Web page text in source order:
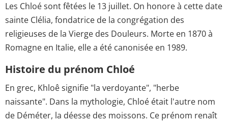
Les Chloé sont fêtées le 13 juillet. On honore à cette date
sainte Clélia, fondatrice de la congrégation des
religieuses de la Vierge des Douleurs. Morte en 1870 à
Romagne en Italie, elle a été canonisée en 1989.
Histoire du prénom Chloé
En grec, Khloê signifie "la verdoyante", "herbe
naissante". Dans la mythologie, Chloé était l'autre nom
de Déméter, la déesse des moissons. Ce prénom renaît